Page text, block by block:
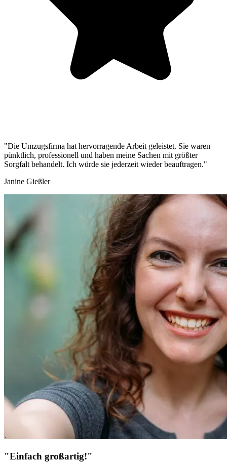
"Die Umzugsfirma hat hervorragende Arbeit geleistet. Sie waren
pünktlich, professionell und haben meine Sachen mit größter
Sorgfalt behandelt. Ich würde sie jederzeit wieder beauftragen."
Janine Gießler
"Einfach großartig!"